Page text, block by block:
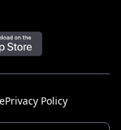
Privacy Policy